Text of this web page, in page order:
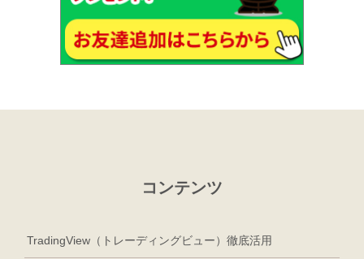
コンテンツ
TradingView（トレーディングビュー）徹底活用